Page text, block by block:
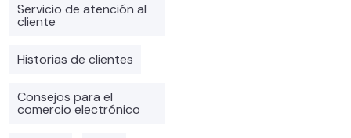
Servicio de atención al
cliente
Historias de clientes
Consejos para el
comercio electrónico